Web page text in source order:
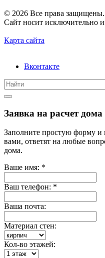
© 2026 Все права защищены.
Сайт носит исключительно
Карта сайта
Вконтакте
Заявка на расчет дома
Заполните простую форму
вами, ответят на любые
дома.
Ваше имя: *
Ваш телефон: *
Ваша почта:
Материал стен:
Кол-во этажей: